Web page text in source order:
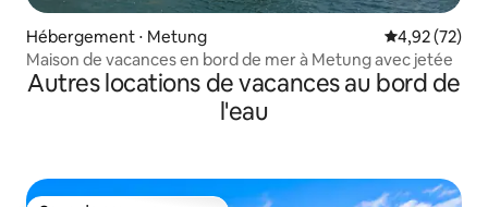
Hébergement ⋅ Metung Évaluation
4,92 (72)
Maison de vacances en bord de mer à Metung avec jetée
Autres locations de vacances au bord de
l'eau